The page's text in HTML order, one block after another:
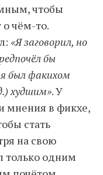
чтобы
о чём-то.
«Я заговорил, но
бы
был факихом
худшим». У
мнения в фикхе,
стать
на свою
только одним